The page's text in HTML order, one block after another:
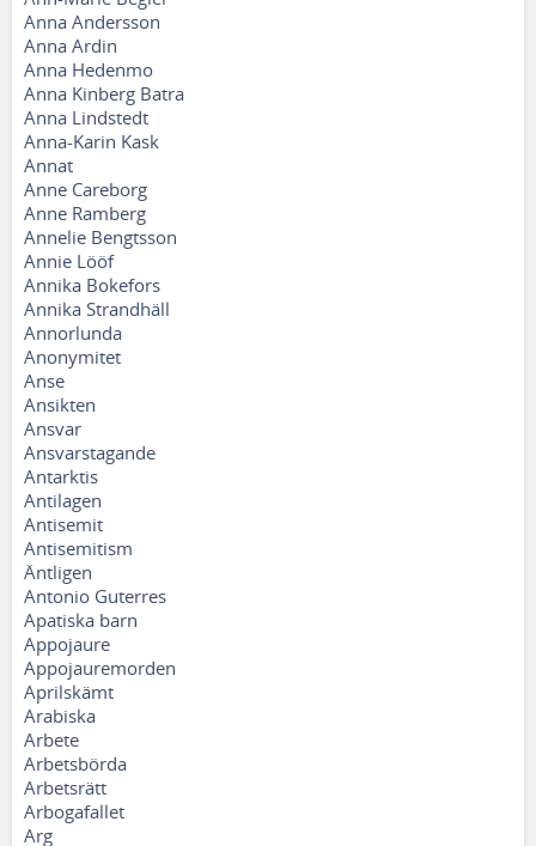
Anna Andersson
Anna Ardin
Anna Hedenmo
Anna Kinberg Batra
Anna Lindstedt
Anna-Karin Kask
Annat
Anne Careborg
Anne Ramberg
Annelie Bengtsson
Annie Lööf
Annika Bokefors
Annika Strandhäll
Annorlunda
Anonymitet
Anse
Ansikten
Ansvar
Ansvarstagande
Antarktis
Antilagen
Antisemit
Antisemitism
Äntligen
Antonio Guterres
Apatiska barn
Appojaure
Appojauremorden
Aprilskämt
Arabiska
Arbete
Arbetsbörda
Arbetsrätt
Arbogafallet
Arg